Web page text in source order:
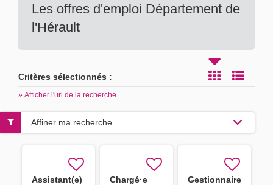
Les offres d'emploi Département de
l'Hérault
Critères sélectionnés :
» Afficher l'url de la recherche
Assistant(e)
Chargé·e
Gestionnaire
Affiner ma recherche